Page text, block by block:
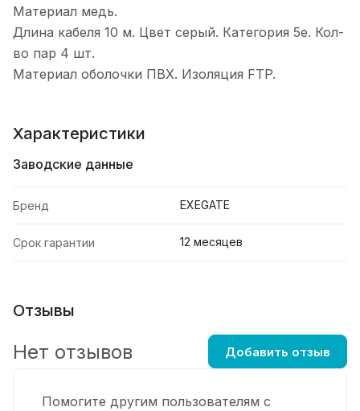
Материал медь.
Длина кабеля 10 м. Цвет серый. Категория 5е. Кол-
во пар 4 шт.
Материал оболочки ПВХ. Изоляция FTP.
Характеристики
Заводские данные
Бренд EXEGATE
Срок гарантии 12 месяцев
Отзывы
Помогите другим пользователям с
Нет отзывов Добавить отзыв